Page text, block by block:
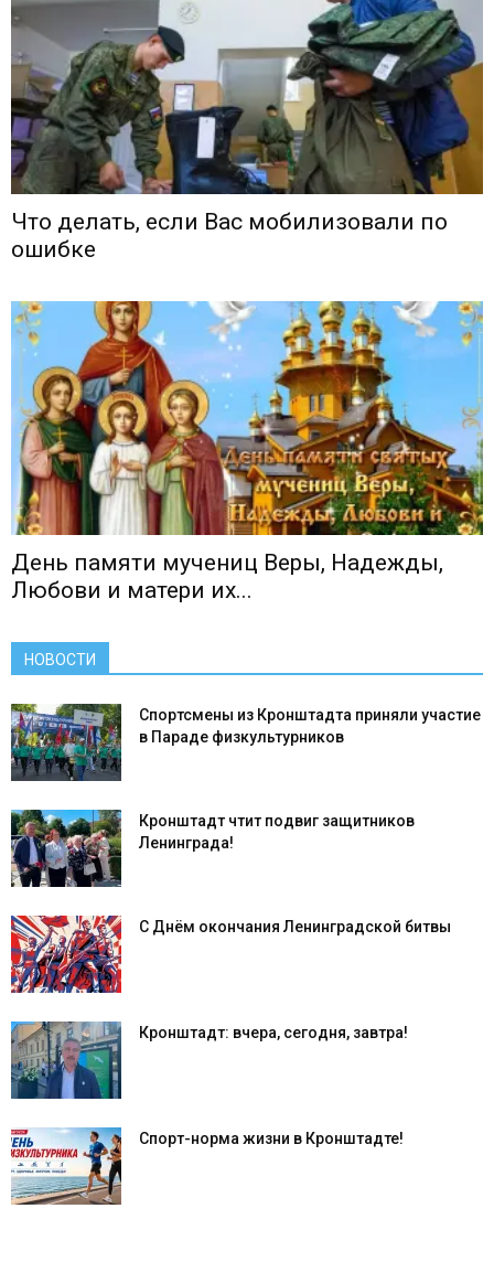
Что делать, если Вас мобилизовали по
ошибке
День памяти мучениц Веры, Надежды,
Любови и матери их...
НОВОСТИ
Спортсмены из Кронштадта приняли участие
в Параде физкультурников
Кронштадт чтит подвиг защитников
Ленинграда!
С Днём окончания Ленинградской битвы
Кронштадт: вчера, сегодня, завтра!
Спорт-норма жизни в Кронштадте!